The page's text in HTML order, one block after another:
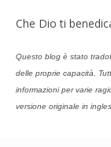
Che Dio ti
Questo blog è stato
delle proprie capacità.
informazioni per varie
versione originale in